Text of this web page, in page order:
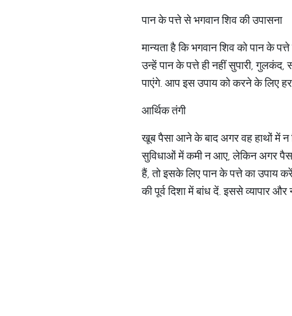
पान के पत्ते से भगवान शिव की उपासना
मान्यता है कि भगवान शिव को पान के
उन्हें पान के पत्ते ही नहीं सुपारी,
पाएंगे. आप इस उपाय को करने के लिए
आर्थिक तंगी
खूब पैसा आने के बाद अगर वह हाथों में न
सुविधाओं में कमी न आए, लेकिन अगर
हैं, तो इसके लिए पान के पत्ते का उपाय
की पूर्व दिशा में बांध दें. इससे व्यापार और